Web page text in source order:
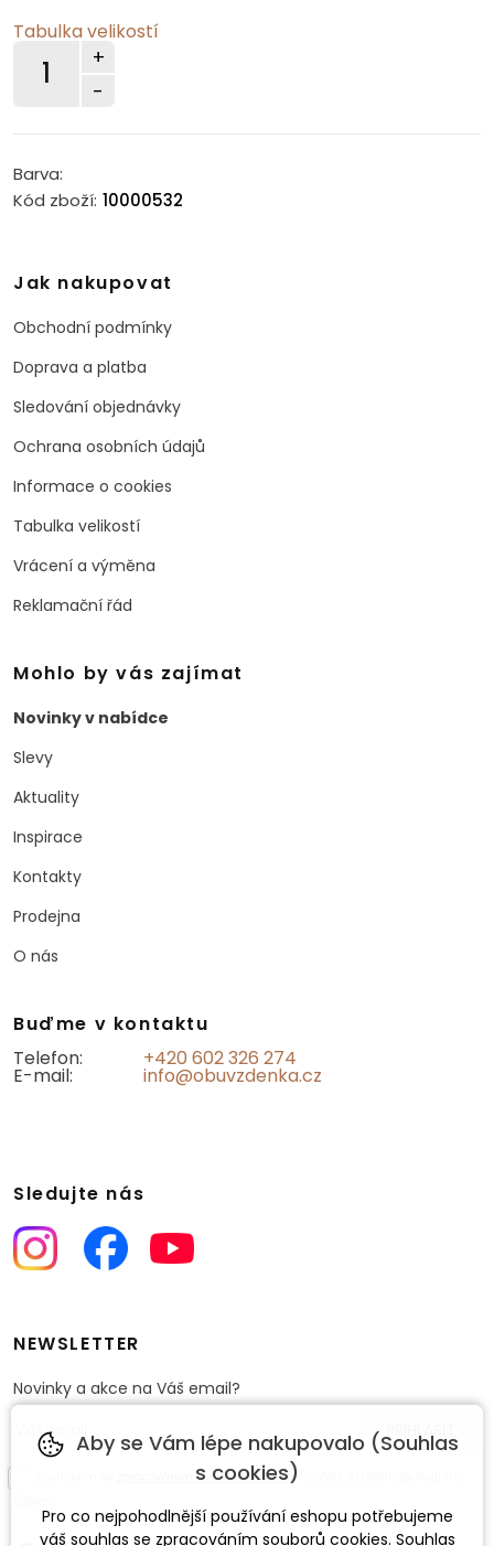
Tabulka velikostí
-
+
Barva:
Kód zboží: 10000532
Jak nakupovat
Obchodní podmínky
Doprava a platba
Sledování objednávky
Ochrana osobních údajů
Informace o cookies
Tabulka velikostí
Vrácení a výměna
Reklamační řád
Mohlo by vás zajímat
Novinky v nabídce
Slevy
Aktuality
Inspirace
Kontakty
Prodejna
O nás
Buďme v kontaktu
Telefon:
+420 602 326 274
E-mail: info@obuvzdenka.cz
Sledujte nás
NEWSLETTER
Novinky a akce na Váš email?
zpracováním osobních údajůpro účely zasílání obchodního
Aby se Vám lépe nakupovalo (Souhlas
s cookies)
Pro co nejpohodlnější používání eshopu potřebujeme
váš souhlas se zpracováním souborů cookies. Souhlas